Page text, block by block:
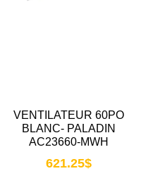
VENTILATEUR 60PO
BLANC- PALADIN
AC23660-MWH
621.25$